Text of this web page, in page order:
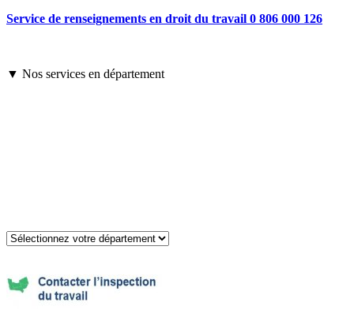
Service de renseignements en droit du travail 0 806 000 126
▼ Nos services en département